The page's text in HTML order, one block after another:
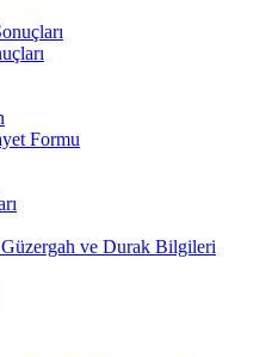
Formu
ve Durak Bilgileri